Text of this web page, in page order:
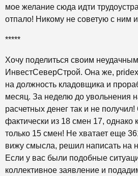
мое желание сюда идти
отпало! Никому не советую с ним
*****
Хочу поделиться своим
ИнвестСеверСтрой. Она же,
на должность кладовщика и
месяц. За неделю до увольнения
расчетных денег так и не
фактически из 18 смен 17, однако
только 15 смен! Не хватает еще
вижу смысла, решил написать на
Если у вас были подобные
коллективное заявление и